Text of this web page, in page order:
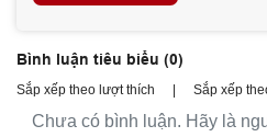
Bình luận tiêu biểu (0)
Sắp xếp theo lượt thích Sắp xếp
Chưa có bình luận. Hãy là